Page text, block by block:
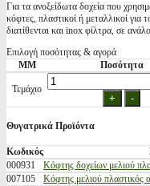
Για τα ανοξείδωτα δοχεία που
κόφτες, πλαστικοί ή μεταλλικοί για
διατίθενται και inox φίλτρα, σε
Επιλογή ποσότητας & αγορά
ΜΜ
Ποσότητα
Τεμάχιο
Θυγατρικά Προϊόντα
Κωδικός
000931
Κόφτης δοχείων μελιού
007105
Κόφτης μελιού πλαστικός